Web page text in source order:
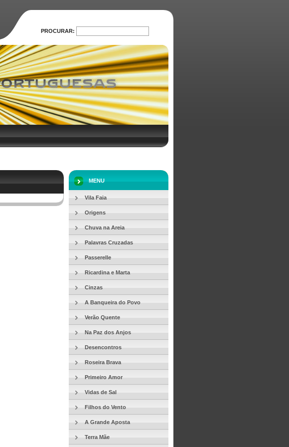
MENU
Vila Faia
Origens
Chuva na Areia
Palavras Cruzadas
Passerelle
Ricardina e Marta
Cinzas
A Banqueira do Povo
Verão Quente
Na Paz dos Anjos
Desencontros
Roseira Brava
Primeiro Amor
Vidas de Sal
Filhos do Vento
A Grande Aposta
Terra Mãe
PROCURAR:
PROCURAR